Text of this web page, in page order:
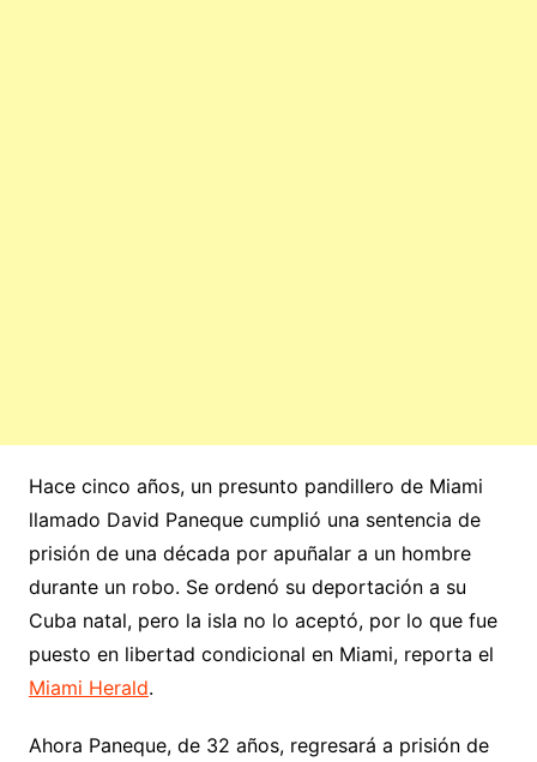
Hace cinco años, un presunto pandillero de Miami
llamado David Paneque cumplió una sentencia de
prisión de una década por apuñalar a un hombre
durante un robo. Se ordenó su deportación a su
Cuba natal, pero la isla no lo aceptó, por lo que fue
puesto en libertad condicional en Miami, reporta el
Miami Herald.
Ahora Paneque, de 32 años, regresará a prisión de